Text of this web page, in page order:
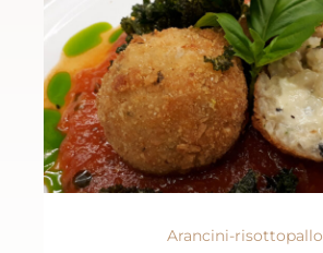
Arancini-risottopallo